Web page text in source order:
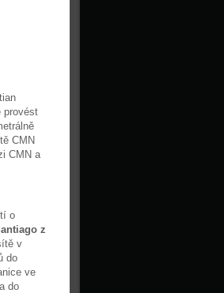
provést
CMN
CMN a
o
z
v
do
ve
do